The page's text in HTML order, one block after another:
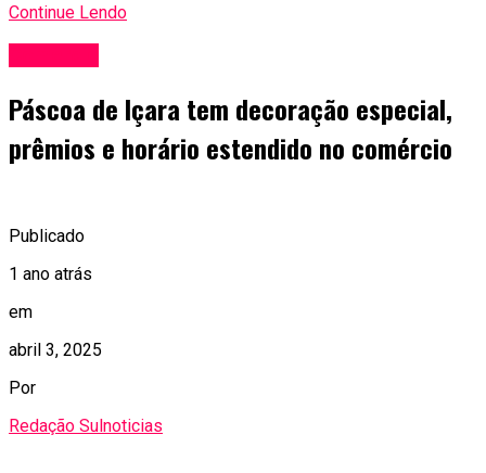
Continue Lendo
Páscoa de Içara tem decoração especial,
prêmios e horário estendido no comércio
Publicado
1 ano atrás
em
abril 3, 2025
Por
Redação Sulnoticias